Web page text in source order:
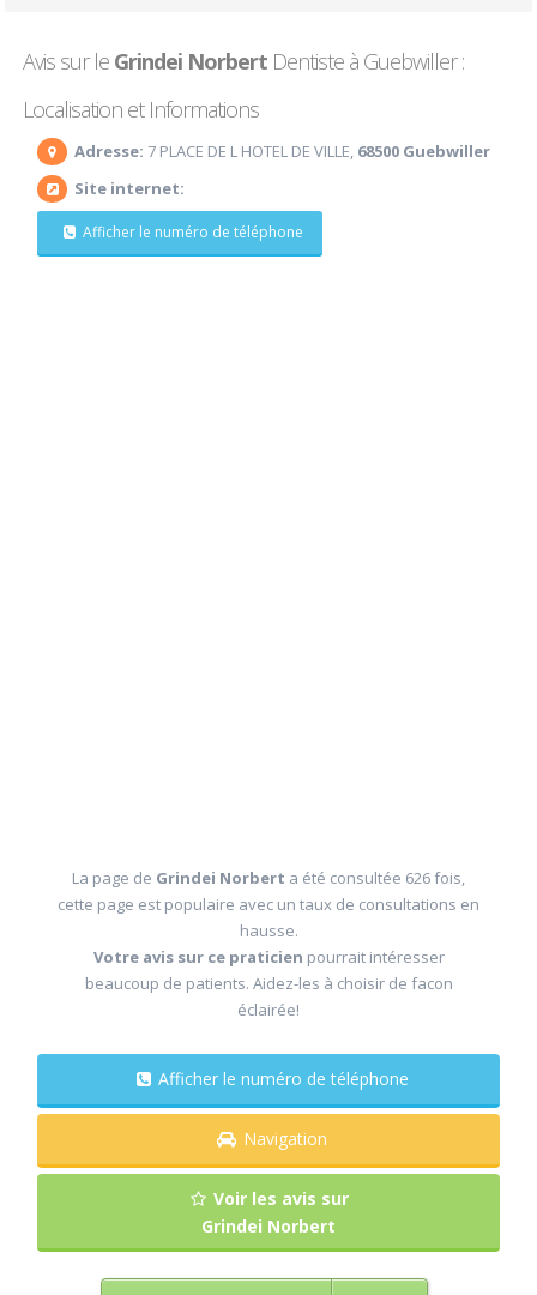
Avis sur le Grindei Norbert Dentiste à Guebwiller :
Localisation et Informations
Adresse: 7 PLACE DE L HOTEL DE VILLE, 68500 Guebwiller
Site internet:
Afficher le numéro de téléphone
La page de Grindei Norbert a été consultée 626 fois,
cette page est populaire avec un taux de consultations en
hausse.
Votre avis sur ce praticien pourrait intéresser
beaucoup de patients. Aidez-les à choisir de facon
éclairée!
Afficher le numéro de téléphone
Navigation
Voir les avis sur
Grindei Norbert